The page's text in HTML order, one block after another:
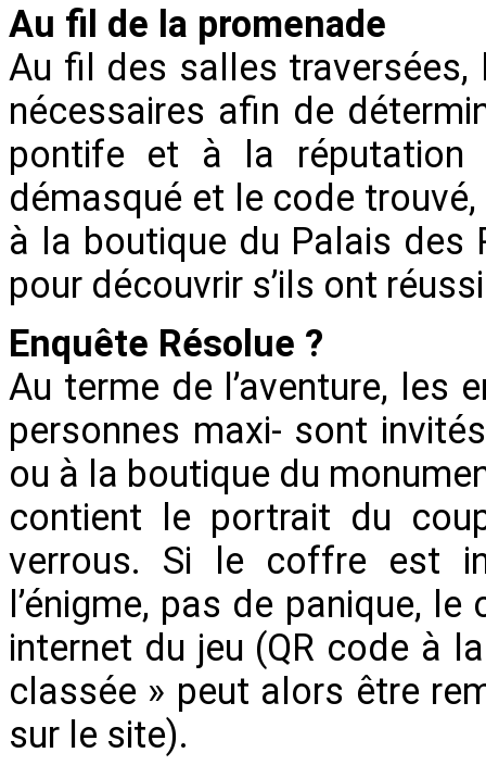
Au fil de la promenade
Au fil des salles
nécessaires afin de
pontife et à la réputation
démasqué et le code
à la boutique du Palais des
pour découvrir s’ils ont
Enquête Résolue ?
Au terme de l’aventure, les
personnes maxi- sont
ou à la boutique du
contient le portrait du
verrous. Si le coffre est
l’énigme, pas de panique,
internet du jeu (QR code à
classée » peut alors être
sur le site).